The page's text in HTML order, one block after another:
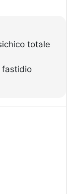
totale
fastidio